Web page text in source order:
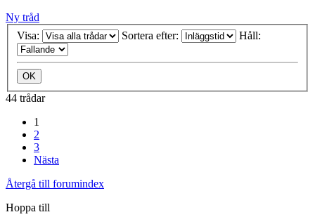
Ny tråd
Visa:
Sortera efter: Håll:
44 trådar
1
2
3
Nästa
Återgå till forumindex
Hoppa till